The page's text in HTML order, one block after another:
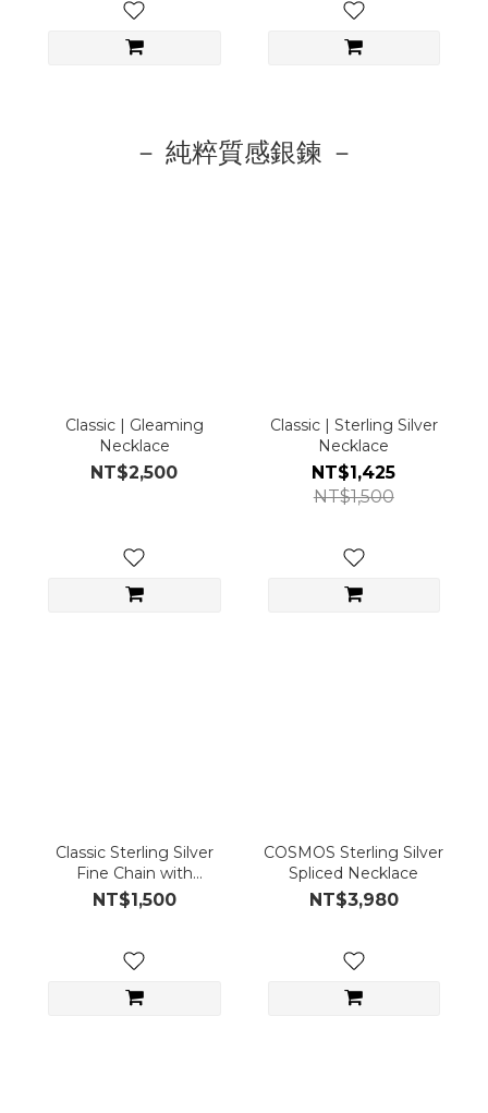
－ 純粹質感銀鍊 －
Classic | Gleaming
Necklace
NT$2,500
Classic | Sterling Silver
Necklace
NT$1,425
NT$1,500
Classic Sterling Silver
Fine Chain with
Spherical Bead Spacing
NT$1,500
COSMOS Sterling Silver
Spliced Necklace
NT$3,980